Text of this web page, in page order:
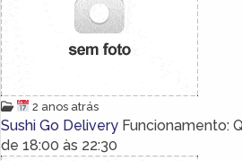
2 anos atrás
Sushi Go Delivery Funcionamento:
de 18:00 às 22:30